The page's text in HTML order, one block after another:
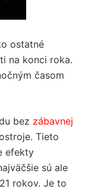
ostatné
na konci roka.
časom
bez zábavnej
Tieto
efekty
sú ale
rokov. Je to